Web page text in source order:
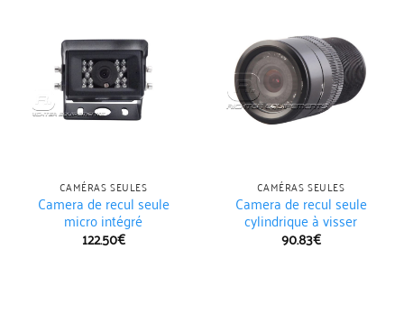
CAMÉRAS SEULES
Camera de recul seule
micro intégré
122.50€
CAMÉRAS SEULES
Camera de recul seule
cylindrique à visser
90.83€